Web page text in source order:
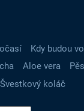
Kdy budou
Aloe vera
Švestkový koláč